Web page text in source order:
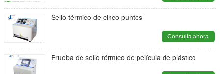
Sello térmico de cinco puntos
Consulta ahora
Prueba de sello térmico de película de plástico